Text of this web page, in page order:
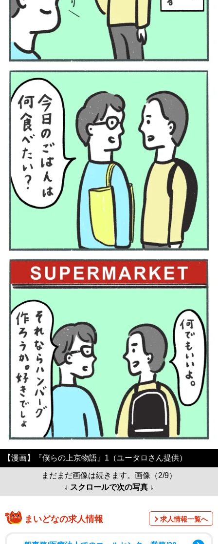
【漫画】『僕らの上京物語』1（ユータロさん提供）
まだまだ画像は続きます。画像（2/9）
↓ スクロールで次の写真 ↓
まいどなの求人情報 求人情報一覧へ